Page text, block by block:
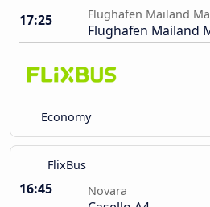
17:25
Flughafen Mailand
Flughafen Mailand
Economy
FlixBus
16:45 Novara